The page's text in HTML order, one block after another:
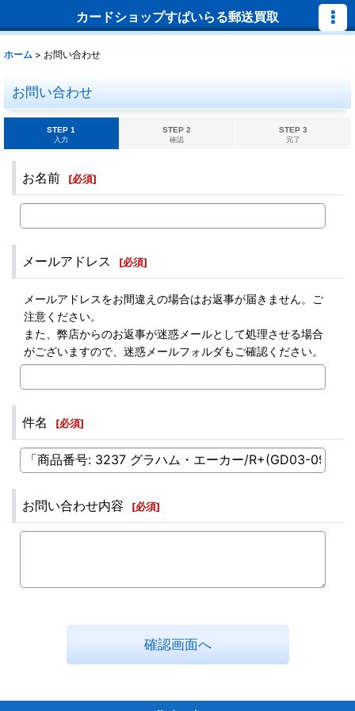
カードショップすぱいらる郵送買取
ホーム > お問い合わせ
お問い合わせ
STEP 1
入力
STEP 2
確認
STEP 3
完了
お名前 [必須]
メールアドレス [必須]
メールアドレスをお間違えの場合はお返事が届きません。ご
注意ください。
また、弊店からのお返事が迷惑メールとして処理させる場合
がございますので、迷惑メールフォルダもご確認ください。
件名 [必須]
お問い合わせ内容 [必須]
確認画面へ